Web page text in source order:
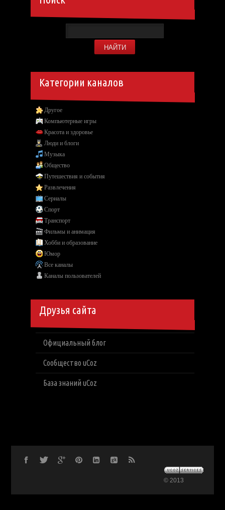
Категории каналов
Другое
Компьютерные игры
Красота и здоровье
Люди и блоги
Музыка
Общество
Путешествия и события
Развлечения
Сериалы
Спорт
Транспорт
Фильмы и анимация
Хобби и образование
Юмор
Все каналы
Каналы пользователей
Друзья сайта
Официальный блог
Сообщество uCoz
База знаний uCoz
© 2013